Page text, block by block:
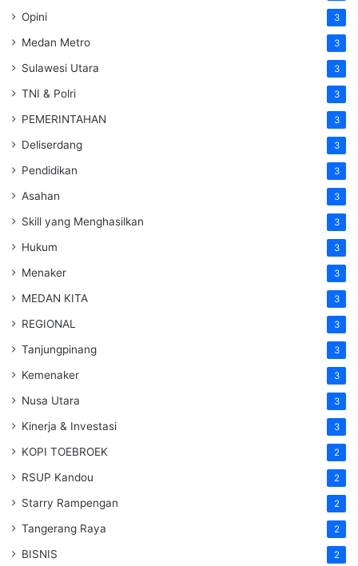
Opini 3
Medan Metro 3
Sulawesi Utara 3
TNI & Polri 3
PEMERINTAHAN 3
Deliserdang 3
Pendidikan 3
Asahan 3
Skill yang Menghasilkan 3
Hukum 3
Menaker 3
MEDAN KITA 3
REGIONAL 3
Tanjungpinang 3
Kemenaker 3
Nusa Utara 3
Kinerja & Investasi 3
KOPI TOEBROEK 2
RSUP Kandou 2
Starry Rampengan 2
Tangerang Raya 2
BISNIS 2